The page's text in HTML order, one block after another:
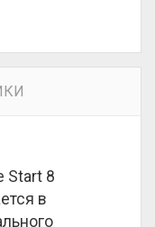
Start 8
в